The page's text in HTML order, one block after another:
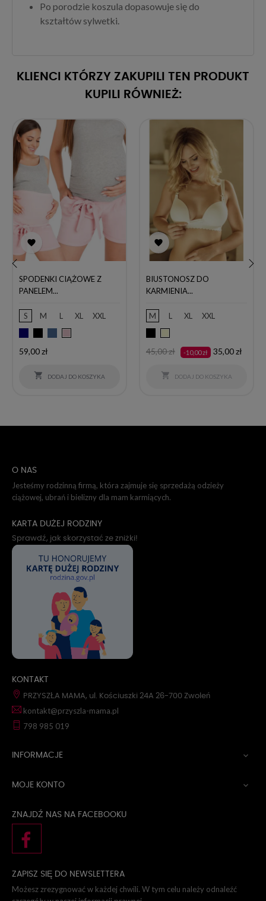
Po porodzie koszula dopasowuje się do
kształtów sylwetki.
KLIENCI KTÓRZY ZAKUPILI TEN PRODUKT
KUPILI RÓWNIEŻ:

SPODENKI CIĄŻOWE Z
PANELEM...
S M L XL
XXL
Cena
59,00 zł
 DODAJ DO KOSZYKA

BIUSTONOSZ DO
KARMIENIA...
M L XL
XXL
Cena
45,00 zł -10,00 zł Cena
35,00 zł
 DODAJ DO KOSZYKA
O NAS
Jesteśmy rodzinną firmą, która zajmuje się sprzedażą odzieży
ciążowej, ubrań i bielizny dla mam karmiących.
KARTA DUŻEJ RODZINY
Sprawdź, jak skorzystać ze zniżki!
KONTAKT
PRZYSZŁA MAMA, ul. Kościuszki 24A 26-700 Zwoleń
kontakt@przyszla-mama.pl
798 985 019
INFORMACJE 
MOJE KONTO 
ZNAJDŹ NAS NA FACEBOOKU
ZAPISZ SIĘ DO NEWSLETTERA
Możesz zrezygnować w każdej chwili. W tym celu należy odnaleźć